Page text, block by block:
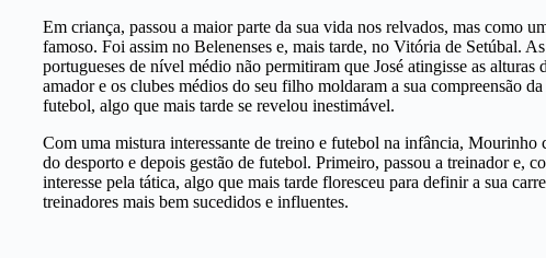
Em criança, passou a maior parte da sua vida nos relvados, mas como
famoso. Foi assim no Belenenses e, mais tarde, no Vitória de Setúbal.
portugueses de nível médio não permitiram que José atingisse as alturas
amador e os clubes médios do seu filho moldaram a sua compreensão
futebol, algo que mais tarde se revelou inestimável.
Com uma mistura interessante de treino e futebol na infância, Mourinho
do desporto e depois gestão de futebol. Primeiro, passou a treinador e,
interesse pela tática, algo que mais tarde floresceu para definir a sua
treinadores mais bem sucedidos e influentes.